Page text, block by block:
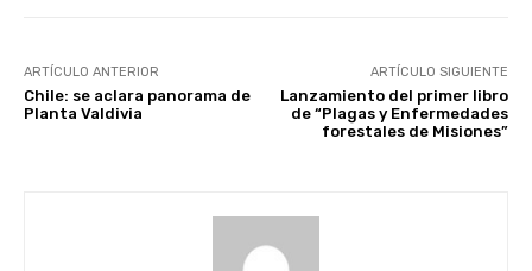
ARTÍCULO ANTERIOR
Chile: se aclara panorama de
Planta Valdivia
ARTÍCULO SIGUIENTE
Lanzamiento del primer libro
de “Plagas y Enfermedades
forestales de Misiones”